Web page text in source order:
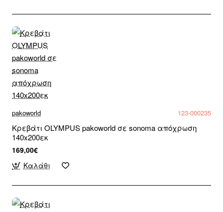
pakoworld 123-000235
Κρεβάτι OLYMPUS pakoworld σε sonoma απόχρωση
140x200εκ
169,00€
Καλάθι